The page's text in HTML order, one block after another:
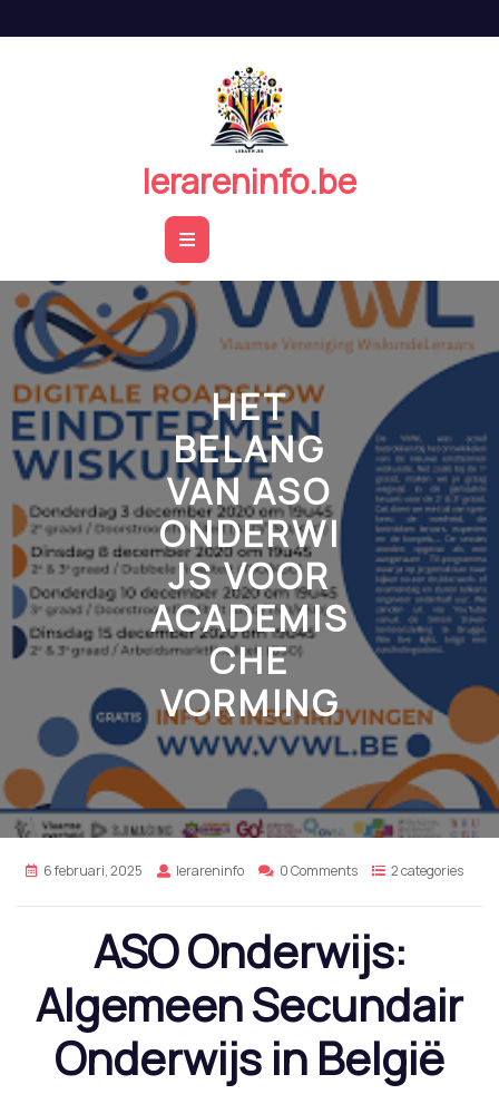
de
lerareninfo.be
Open
Button
HET
BELANG
VAN ASO
ONDERWI
JS VOOR
ACADEMIS
CHE
VORMING
6 februari, 2025 lerareninfo 0 Comments 2 categories
ASO Onderwijs:
Algemeen Secundair
Onderwijs in België